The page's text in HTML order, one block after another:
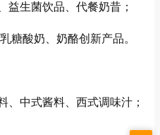
益生菌饮品、代餐奶昔；
糖酸奶、奶酪创新产品。
中式酱料、西式调味汁；